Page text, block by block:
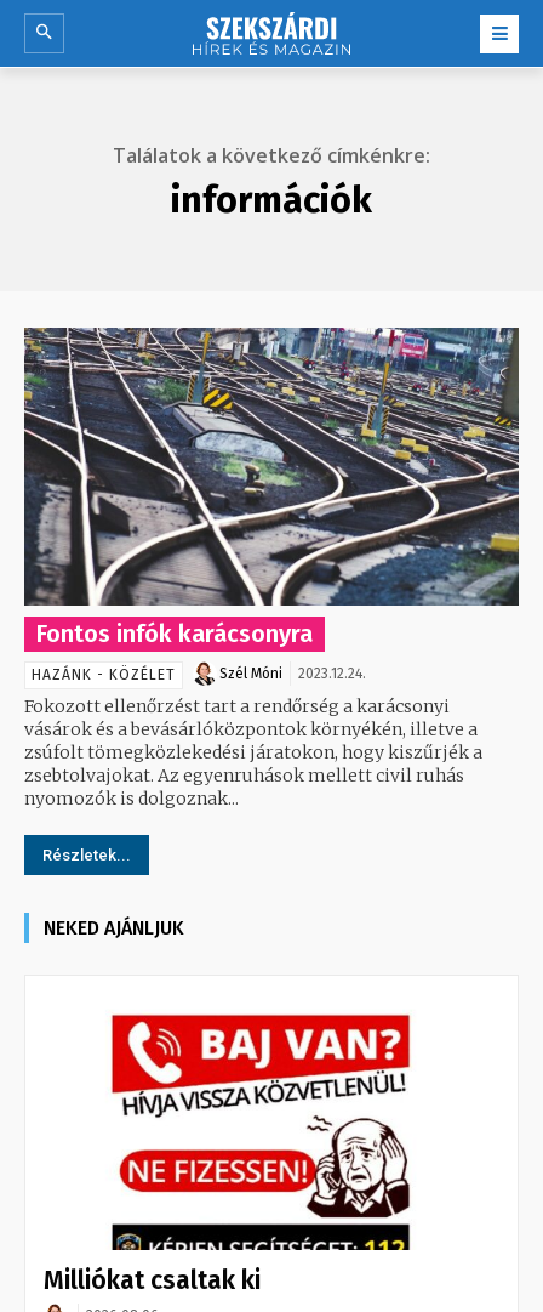
Találatok a következő címkénkre:
információk
Fontos infók karácsonyra
HAZÁNK - KÖZÉLET Szél Móni 2023.12.24.
Fokozott ellenőrzést tart a rendőrség a karácsonyi
vásárok és a bevásárlóközpontok környékén, illetve a
zsúfolt tömegközlekedési járatokon, hogy kiszűrjék a
zsebtolvajokat. Az egyenruhások mellett civil ruhás
nyomozók is dolgoznak...
Részletek...
NEKED AJÁNLJUK
Milliókat csaltak ki